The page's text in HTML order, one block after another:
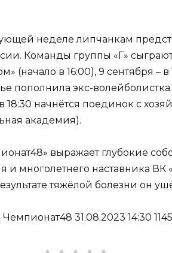
неделе липчанкам
Команды группы «Г»
(начало в 16:00), 9 сентября –
пополнила экс-волейболистка
18:30 начнётся поединок с
академия).
выражает глубокие
и многолетнего наставника
тяжёлой болезни он
31.08.2023 14:30 1145